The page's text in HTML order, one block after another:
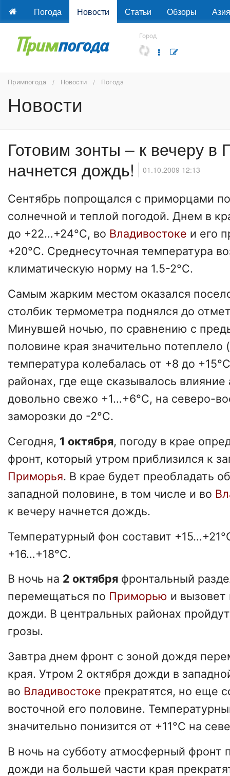
Погода Новости Статьи Обзоры Азия
Город
Примпогода Новости Погода
Новости
Готовим зонты – к вечеру в
начнется дождь!
01.10.2009 12:13
Сентябрь попрощался с приморцами
солнечной и теплой погодой. Днем в
до +22…+24°C, во Владивостоке и его
+20°C. Среднесуточная температура
климатическую норму на 1.5-2°C.
Самым жарким местом оказался
столбик термометра поднялся до
Минувшей ночью, по сравнению с
половине края значительно потеплело
температура колебалась от +8 до
районах, где еще сказывалось
довольно свежо +1…+6°C, на северо-
заморозки до -2°C.
Сегодня, 1 октября, погоду в крае
фронт, который утром приблизился к
Приморья. В крае будет преобладать
западной половине, в том числе и во
к вечеру начнется дождь.
Температурный фон составит
+16…+18°C.
В ночь на 2 октября фронтальный
перемещаться по Приморью и
дожди. В центральных районах
грозы.
Завтра днем фронт с зоной дождя
края. Утром 2 октября дожди в
во Владивостоке прекратятся, но еще
восточной его половине.
значительно понизится от +11°C на
В ночь на субботу атмосферный фронт
дожди на большей части края